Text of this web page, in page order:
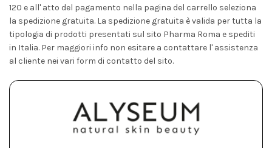
120 e all' atto del pagamento nella pagina del carrello seleziona
la spedizione gratuita. La spedizione gratuita è valida per tutta la
tipologia di prodotti presentati sul sito Pharma Roma e spediti
in Italia. Per maggiori info non esitare a contattare l' assistenza
al cliente nei vari form di contatto del sito.